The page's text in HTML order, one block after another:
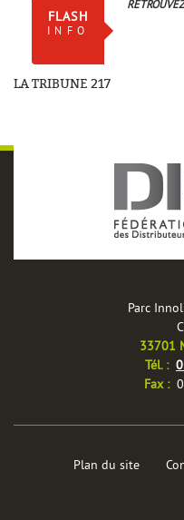
FLASH
INFO
LA TRIBUNE 217
Parc
33701
Tél. :
Fax :
Plan du site